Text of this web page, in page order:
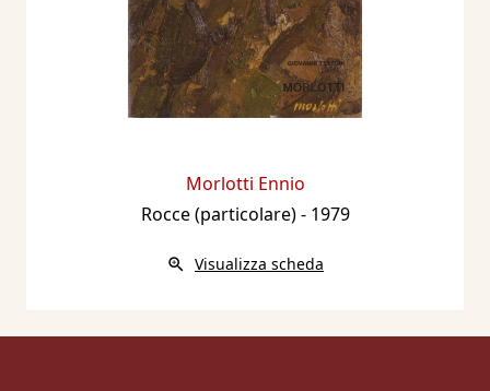
Morlotti Ennio
Rocce (particolare)- 1979
Visualizza scheda